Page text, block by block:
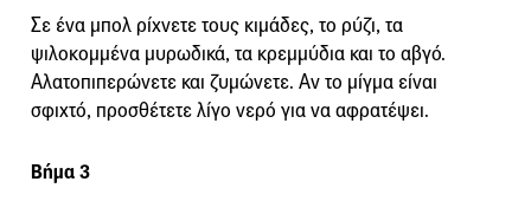
Σε ένα μπολ ρίχνετε τους κιμάδες, το ρύζι, τα
ψιλοκομμένα μυρωδικά, τα κρεμμύδια και το αβγό.
Αλατοπιπερώνετε και ζυμώνετε. Αν το μίγμα είναι
σφιχτό, προσθέτετε λίγο νερό για να αφρατέψει.
Βήμα 3